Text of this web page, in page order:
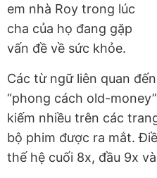
em nhà Roy trong lúc
cha của họ đang gặp
vấn đề về sức khỏe.
Các từ ngữ liên quan
“phong cách old-
kiếm nhiều trên các
bộ phim được ra mắt.
thế hệ cuối 8x, đầu 9x